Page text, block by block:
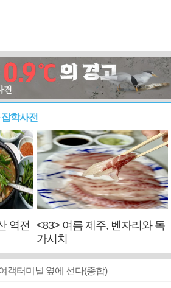
학사전
역전
<83> 여름 제주, 벤자리와 독
가시치
객터미널 옆에 선다(종합)